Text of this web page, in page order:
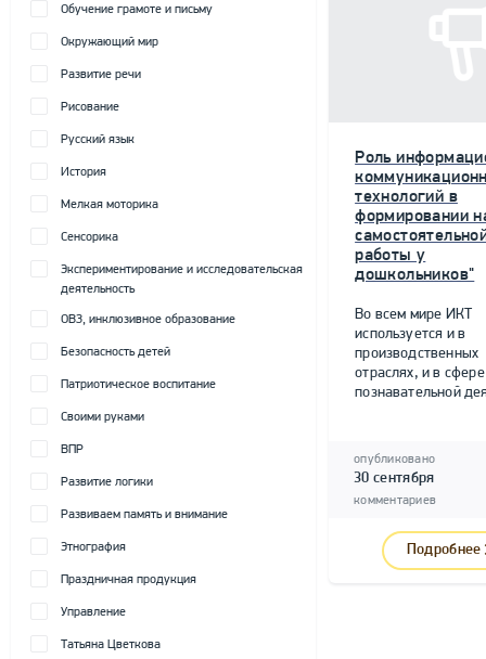
Обучение грамоте и письму
Окружающий мир
Развитие речи
Рисование
Русский язык
История
Мелкая моторика
Сенсорика
Экспериментирование и исследовательская
деятельность
ОВЗ, инклюзивное образование
Безопасность детей
Патриотическое воспитание
Своими руками
ВПР
Развитие логики
Развиваем память и внимание
Этнография
Праздничная продукция
Управление
Татьяна Цветкова
Роль
технологий в
формировании
работы у
дошкольников"
Во всем мире ИКТ
используется и в
производственных
отраслях, и в сфере
познавательной
опубликовано
30 сентября
комментариев
Подробнее